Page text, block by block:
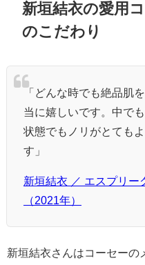
新垣結衣の愛用
のこだわり
「どんな時でも絶品肌
当に嬉しいです。中で
状態でもノリがとても
す」
新垣結衣 ／ エスプリー
（2021年）
新垣結衣さんはコーセーの